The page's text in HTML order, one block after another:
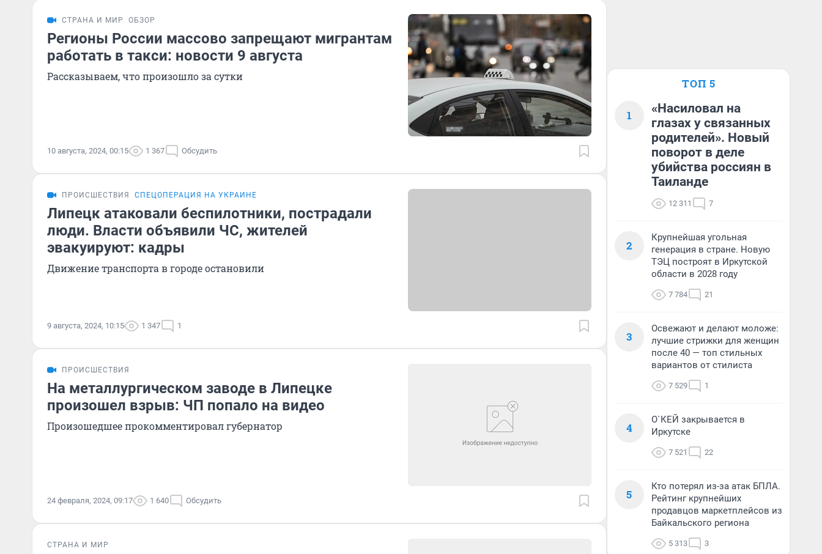
СТРАНА И МИР ОБЗОР
Регионы России массово запрещают мигрантам
работать в такси: новости 9 августа
Рассказываем, что произошло за сутки
10 августа, 2024, 00:15 1 367 Обсудить
ПРОИСШЕСТВИЯ СПЕЦОПЕРАЦИЯ НА УКРАИНЕ
Липецк атаковали беспилотники, пострадали
люди. Власти объявили ЧС, жителей
эвакуируют: кадры
Движение транспорта в городе остановили
9 августа, 2024, 10:15 1 347 1
ПРОИСШЕСТВИЯ
На металлургическом заводе в Липецке
произошел взрыв: ЧП попало на видео
Произошедшее прокомментировал губернатор
24 февраля, 2024, 09:17 1 640 Обсудить
СТРАНА И МИР
ТОП 5
1
«Насиловал на
глазах у связанных
родителей». Новый
поворот в деле
убийства россиян в
Таиланде
12 311 7
2
Крупнейшая угольная
генерация в стране. Новую
ТЭЦ построят в Иркутской
области в 2028 году
7 784 21
3
Освежают и делают моложе:
лучшие стрижки для женщин
после 40 — топ стильных
вариантов от стилиста
7 529 1
4
О`КЕЙ закрывается в
Иркутске
7 521 22
5
Кто потерял из-за атак БПЛА.
Рейтинг крупнейших
продавцов маркетплейсов из
Байкальского региона
5 313 3